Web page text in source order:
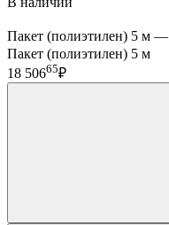
Пакет (полиэтилен) 5 м —
Пакет (полиэтилен) 5 м
18 50665₽